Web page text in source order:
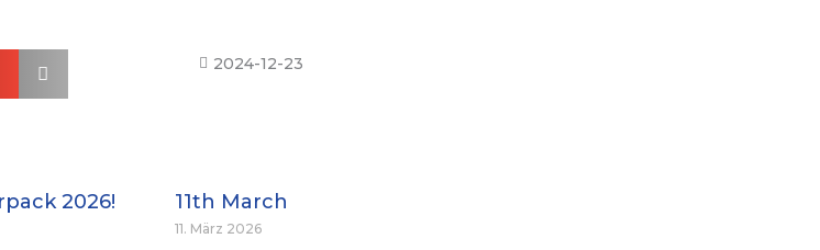
2024-12-23
2026! 11th March
11. März 2026